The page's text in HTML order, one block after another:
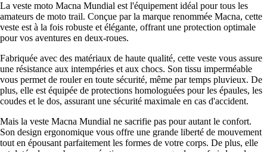
La veste moto Macna Mundial est l'équipement idéal pour tous les
amateurs de moto trail. Conçue par la marque renommée Macna, cette
veste est à la fois robuste et élégante, offrant une protection optimale
pour vos aventures en deux-roues.
Fabriquée avec des matériaux de haute qualité, cette veste vous assure
une résistance aux intempéries et aux chocs. Son tissu imperméable
vous permet de rouler en toute sécurité, même par temps pluvieux. De
plus, elle est équipée de protections homologuées pour les épaules, les
coudes et le dos, assurant une sécurité maximale en cas d'accident.
Mais la veste Macna Mundial ne sacrifie pas pour autant le confort.
Son design ergonomique vous offre une grande liberté de mouvement
tout en épousant parfaitement les formes de votre corps. De plus, elle